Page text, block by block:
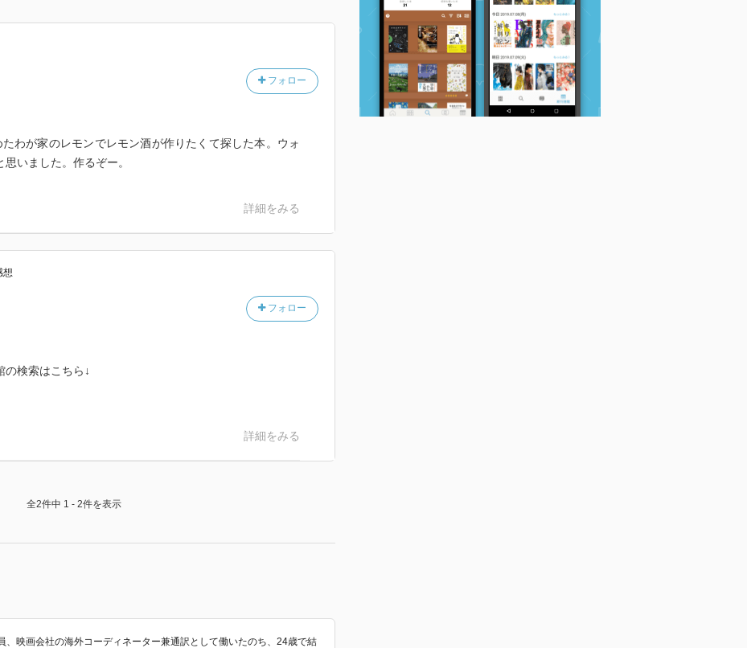
フォロー
わが家のレモンでレモン酒が作りたくて探した本。ウォ
いました。作るぞー。
詳細をみる
想
フォロー
の検索はこちら↓
詳細をみる
全2件中 1 - 2件を表示
、映画会社の海外コーディネーター兼通訳として働いたのち、24歳で結